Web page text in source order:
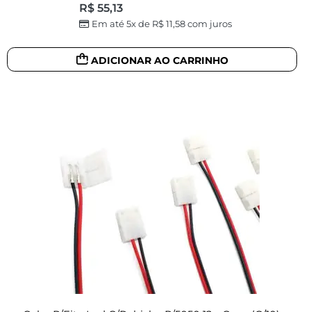
R$55,13
Em até 5x de R$11,58com juros
ADICIONAR AO CARRINHO